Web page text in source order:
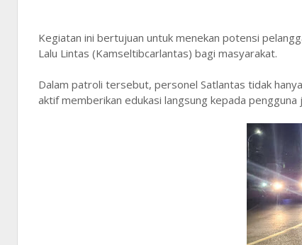
Kegiatan ini bertujuan untuk menekan potensi
Lalu Lintas (Kamseltibcarlantas) bagi masyarakat.
Dalam patroli tersebut, personel Satlantas tidak
aktif memberikan edukasi langsung kepada